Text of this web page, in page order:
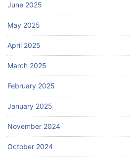
June 2025
May 2025
April 2025
March 2025
February 2025
January 2025
November 2024
October 2024